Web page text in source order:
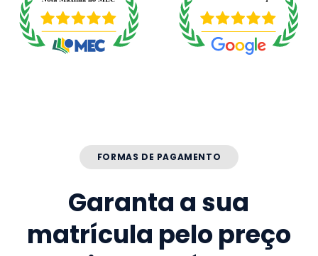
FORMAS DE PAGAMENTO
Garanta a sua
matrícula pelo preço